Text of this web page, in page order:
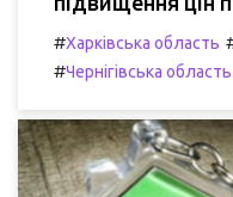
#Харківська область
#Чернігівська область